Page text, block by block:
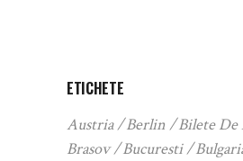
ETICHETE
Austria Berlin
Bilete
Brasov
Bucuresti